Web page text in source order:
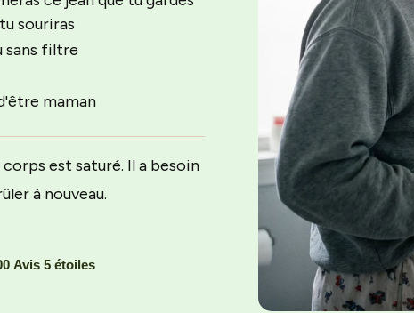
souriras
sans filtre
maman
corps est saturé. Il a besoin
à nouveau.
Avis 5 étoiles